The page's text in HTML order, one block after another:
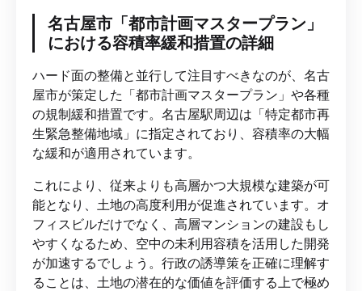
名古屋市「都市計画マスタープラン」
における容積率緩和措置の詳細
ハード面の整備と並行して注目すべきなのが、名古
屋市が策定した「都市計画マスタープラン」や各種
の規制緩和措置です。名古屋駅周辺は「特定都市再
生緊急整備地域」に指定されており、容積率の大幅
な緩和が適用されています。
これにより、従来よりも高層かつ大規模な建築が可
能となり、土地の高度利用が促進されています。オ
フィスビルだけでなく、高層マンションの建設もし
やすくなるため、空中の未利用容積を活用した開発
が加速するでしょう。行政の誘導策を正確に理解す
ることは、土地の潜在的な価値を評価する上で極め